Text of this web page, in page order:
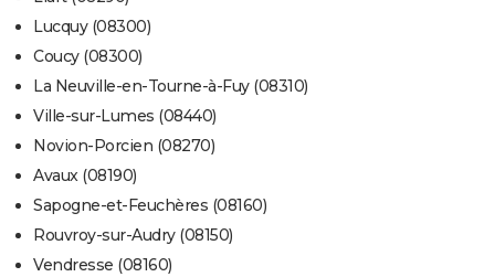
Lucquy (08300)
Coucy (08300)
La Neuville-en-Tourne-à-Fuy (08310)
Ville-sur-Lumes (08440)
Novion-Porcien (08270)
Avaux (08190)
Sapogne-et-Feuchères (08160)
Rouvroy-sur-Audry (08150)
Vendresse (08160)